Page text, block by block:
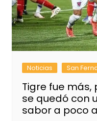
Noticias San
Tigre fue más,
se quedó con
sabor a poco